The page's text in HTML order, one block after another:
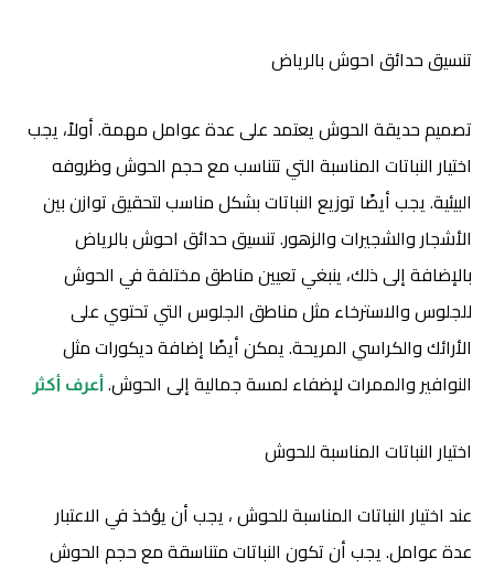
تنسيق حدائق احوش بالرياض
تصميم حديقة الحوش يعتمد على عدة عوامل مهمة. أولاً، يجب
اختيار النباتات المناسبة التي تتناسب مع حجم الحوش وظروفه
البيئية. يجب أيضًا توزيع النباتات بشكل مناسب لتحقيق توازن بين
الأشجار والشجيرات والزهور. تنسيق حدائق احوش بالرياض
بالإضافة إلى ذلك، ينبغي تعيين مناطق مختلفة في الحوش
للجلوس والاسترخاء مثل مناطق الجلوس التي تحتوي على
الأرائك والكراسي المريحة. يمكن أيضًا إضافة ديكورات مثل
النوافير والممرات لإضفاء لمسة جمالية إلى الحوش. أعرف أكثر
اختيار النباتات المناسبة للحوش
عند اختيار النباتات المناسبة للحوش ، يجب أن يؤخذ في الاعتبار
عدة عوامل. يجب أن تكون النباتات متناسقة مع حجم الحوش